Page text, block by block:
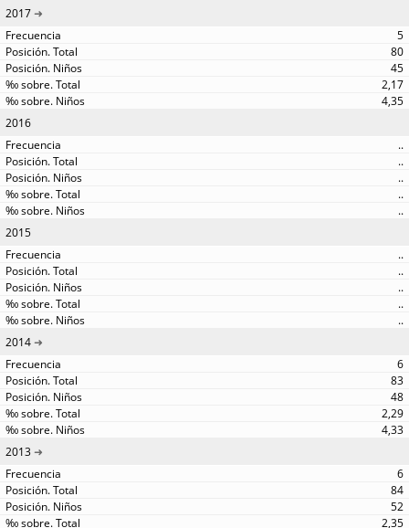
2017
5
80
45
2,17
4,35
2016
..
..
..
..
..
2015
..
..
..
..
..
2014
6
83
48
2,29
4,33
2013
6
84
52
2,35